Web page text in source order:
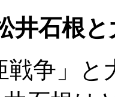
石根と
戦争」